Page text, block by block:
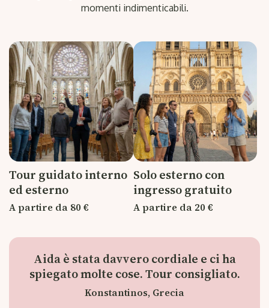
momenti indimenticabili.
Tour guidato interno
ed esterno
A partire da 80 €
Solo esterno con
ingresso gratuito
A partire da 20 €
Aida è stata davvero cordiale e ci ha
spiegato molte cose. Tour consigliato.
Konstantinos, Grecia